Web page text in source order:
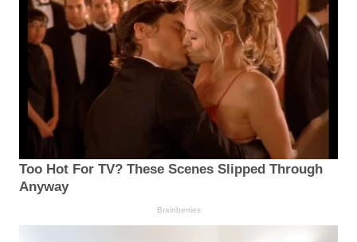
Too Hot For TV? These Scenes Slipped Through
Anyway
Brainberries